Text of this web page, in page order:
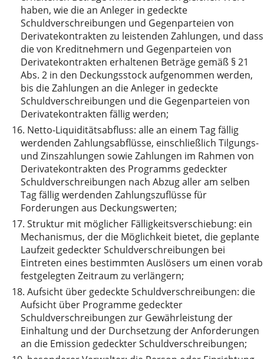
haben, wie die an Anleger in gedeckte
Schuldverschreibungen und Gegenparteien von
Derivatekontrakten zu leistenden Zahlungen, und dass
die von Kreditnehmern und Gegenparteien von
Derivatekontrakten erhaltenen Beträge gemäß § 21
Abs. 2 in den Deckungsstock aufgenommen werden,
bis die Zahlungen an die Anleger in gedeckte
Schuldverschreibungen und die Gegenparteien von
Derivatekontrakten fällig werden;
16. Netto-Liquiditätsabfluss: alle an einem Tag fällig
werdenden Zahlungsabflüsse, einschließlich Tilgungs-
und Zinszahlungen sowie Zahlungen im Rahmen von
Derivatekontrakten des Programms gedeckter
Schuldverschreibungen nach Abzug aller am selben
Tag fällig werdenden Zahlungszuflüsse für
Forderungen aus Deckungswerten;
17. Struktur mit möglicher Fälligkeitsverschiebung: ein
Mechanismus, der die Möglichkeit bietet, die geplante
Laufzeit gedeckter Schuldverschreibungen bei
Eintreten eines bestimmten Auslösers um einen vorab
festgelegten Zeitraum zu verlängern;
18. Aufsicht über gedeckte Schuldverschreibungen: die
Aufsicht über Programme gedeckter
Schuldverschreibungen zur Gewährleistung der
Einhaltung und der Durchsetzung der Anforderungen
an die Emission gedeckter Schuldverschreibungen;